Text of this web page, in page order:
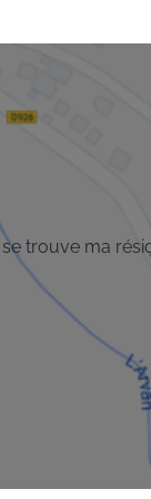
trouve ma